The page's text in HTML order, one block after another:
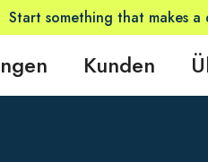
Start something that makes a
Kunden